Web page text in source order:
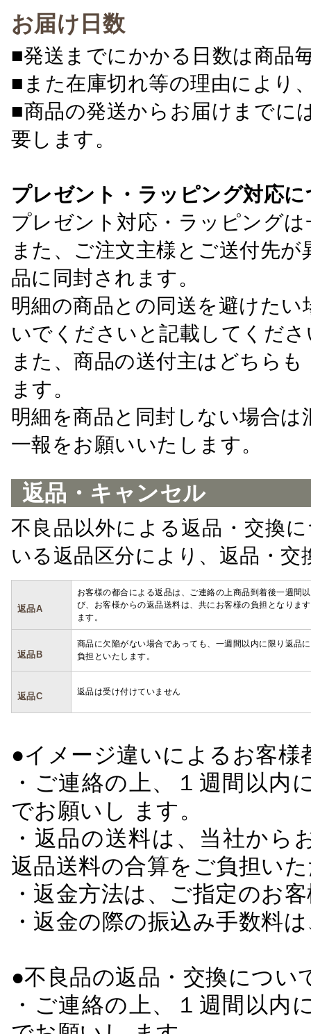
お届け日数
■発送までにかかる日数は商品
■また在庫切れ等の理由により
■商品の発送からお届けまでに
要します。
プレゼント・ラッピング対応
プレゼント対応・ラッピング
また、ご注文主様とご送付先
品に同封されます。
明細の商品との同送を避けた
いでくださいと記載してくださ
また、商品の送付主はどちら
ます。
明細を商品と同封しない場合
一報をお願いいたします。
返品・キャンセル
不良品以外による返品・交換
いる返品区分により、返品・
返品A
お客様の都合による返品は、ご連絡の上商品到着後一週間
び、お客様からの返品送料は、共にお客様の負担となりま
ます。
返品B
商品に欠陥がない場合であっても、一週間以内に限り返品
負担といたします。
返品C 返品は受け付けていません
●イメージ違いによるお客
・ご連絡の上、１週間以
でお願いし ます。
・返品の送料は、当社か
返品送料の合算をご負担い
・返金方法は、ご指定のお
・返金の際の振込み手数料
●不良品の返品・交換につい
・ご連絡の上、１週間以